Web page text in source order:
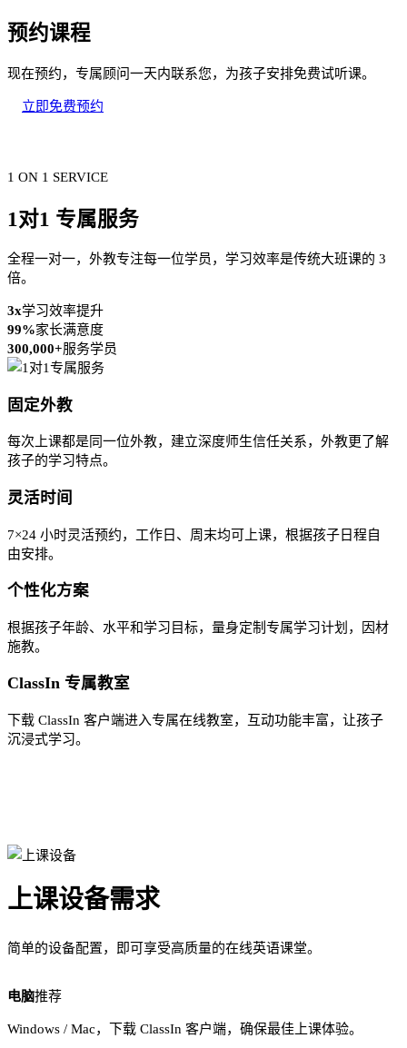
预约课程
现在预约，专属顾问一天内联系您，为孩子安排免费试听课。
立即免费预约
1 ON 1 SERVICE
1对1 专属服务
全程一对一，外教专注每一位学员，学习效率是传统大班课的 3
倍。
3x学习效率提升
99%家长满意度
300,000+服务学员
固定外教
每次上课都是同一位外教，建立深度师生信任关系，外教更了解
孩子的学习特点。
灵活时间
7×24 小时灵活预约，工作日、周末均可上课，根据孩子日程自
由安排。
个性化方案
根据孩子年龄、水平和学习目标，量身定制专属学习计划，因材
施教。
ClassIn 专属教室
下载 ClassIn 客户端进入专属在线教室，互动功能丰富，让孩子
沉浸式学习。
上课设备需求
简单的设备配置，即可享受高质量的在线英语课堂。
电脑推荐
Windows / Mac，下载 ClassIn 客户端，确保最佳上课体验。